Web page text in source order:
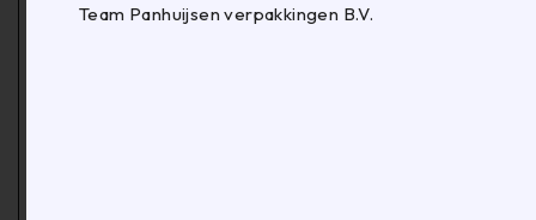
Team Panhuijsen verpakkingen B.V.